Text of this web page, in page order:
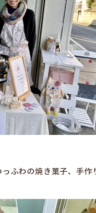
ふわの焼き菓子、手作